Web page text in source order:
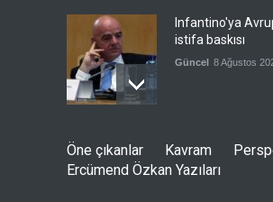
Infantino'ya
istifa baskısı
Güncel 8 Ağustos
Kolombiya, solcu
yerine aşırı sağcı
getirdi
Öne çıkanlar Kavram
Ercümend Özkan Yazıları